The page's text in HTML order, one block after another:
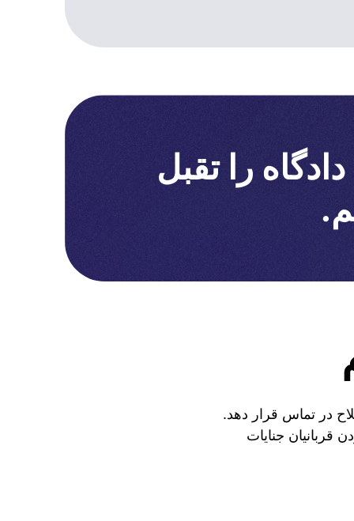
را تقبل
در تماس قرار دهد.
قربانیان جنایات